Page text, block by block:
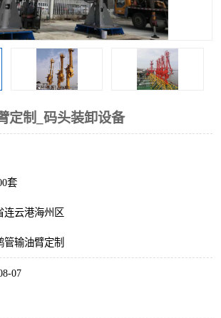
定制_码头装卸设备
套
连云港海州区
管输油臂定制
07